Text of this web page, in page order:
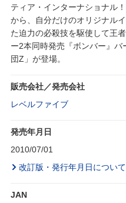
ティア・インターナショナル
から、自分だけのオリジナル
た迫力の必殺技を駆使して王
ー2本同時発売『ボンバー』
団Z」が登場。
販売会社／発売会社
レベルファイブ
発売年月日
2010/07/01
改訂版・発行年月日について
JAN